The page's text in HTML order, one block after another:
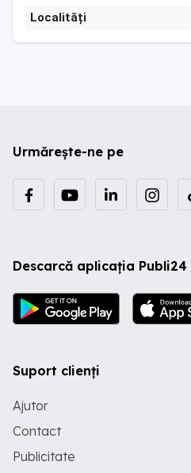
Localități
Urmărește-ne pe
Descarcă aplicația Publi24
Suport clienți
Ajutor
Contact
Publicitate